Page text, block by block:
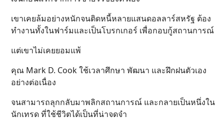
เขาเคยล้มอย่างหนักจนติดหนี้หลายแสนดอลลาร์สหรัฐ ต้อง
ทำงานทั้งในฟาร์มและเป็นโบรกเกอร์ เพื่อกอบกู้สถานการณ์
แต่เขาไม่เคยยอมแพ้
คุณ Mark D. Cook ใช้เวลาศึกษา พัฒนา และฝึกฝนตัวเอง
อย่างต่อเนื่อง
จนสามารถลุกกลับมาพลิกสถานการณ์ และกลายเป็นหนึ่งใน
นักเทรด ที่ใช้ชีวิตได้เป็นที่น่าจดจำ